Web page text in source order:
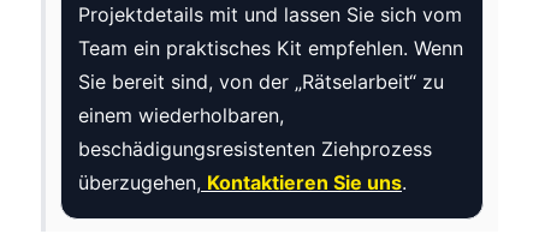
Projektdetails mit und lassen Sie sich vom
Team ein praktisches Kit empfehlen. Wenn
Sie bereit sind, von der „Rätselarbeit“ zu
einem wiederholbaren,
beschädigungsresistenten Ziehprozess
überzugehen, Kontaktieren Sie uns.